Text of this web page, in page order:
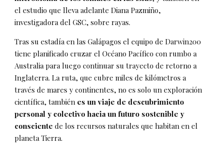
el estudio que lleva adelante Diana Pazmiño,
investigadora del GSC, sobre rayas.
Tras su estadía en las Galápagos el equipo de Darwin200
tiene planificado cruzar el Océano Pacífico con rumbo a
Australia para luego continuar su trayecto de retorno a
Inglaterra. La ruta, que cubre miles de kilómetros a
través de mares y continentes, no es solo un exploración
científica, también es un viaje de descubrimiento
personal y colectivo hacia un futuro sostenible y
consciente de los recursos naturales que habitan en el
planeta Tierra.